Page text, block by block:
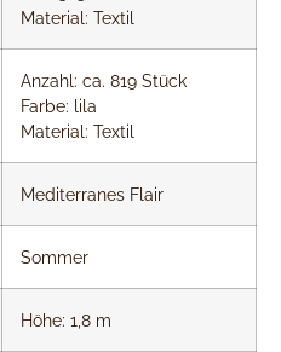
Material: Textil
Anzahl: ca. 819 Stück
Farbe: lila
Material: Textil
Mediterranes Flair
Sommer
Höhe: 1,8 m